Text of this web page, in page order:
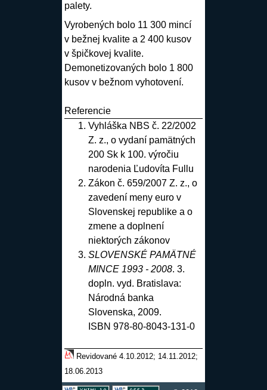
palety.
Vyrobených bolo 11 300 mincí
v bežnej kvalite a 2 400 kusov
v špičkovej kvalite.
Demonetizovaných bolo 1 800
kusov v bežnom vyhotovení.
Referencie
Vyhláška NBS č. 22/2002
Z. z., o vydaní pamätných
200 Sk k 100. výročiu
narodenia Ľudovíta Fullu
Zákon č. 659/2007 Z. z., o
zavedení meny euro v
Slovenskej republike a o
zmene a doplnení
niektorých zákonov
SLOVENSKÉ PAMÄTNÉ
MINCE 1993 - 2008. 3.
dopln. vyd. Bratislava:
Národná banka
Slovenska, 2009.
ISBN 978-80-8043-131-0
Revidované 4.10.2012; 14.11.2012;
18.06.2013